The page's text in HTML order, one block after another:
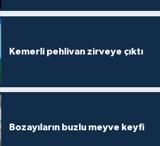
Kemerli pehlivan zirveye çıktı
Bozayıların buzlu meyve keyfi